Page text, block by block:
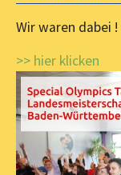
Wir waren dabei !
>> hier klicken